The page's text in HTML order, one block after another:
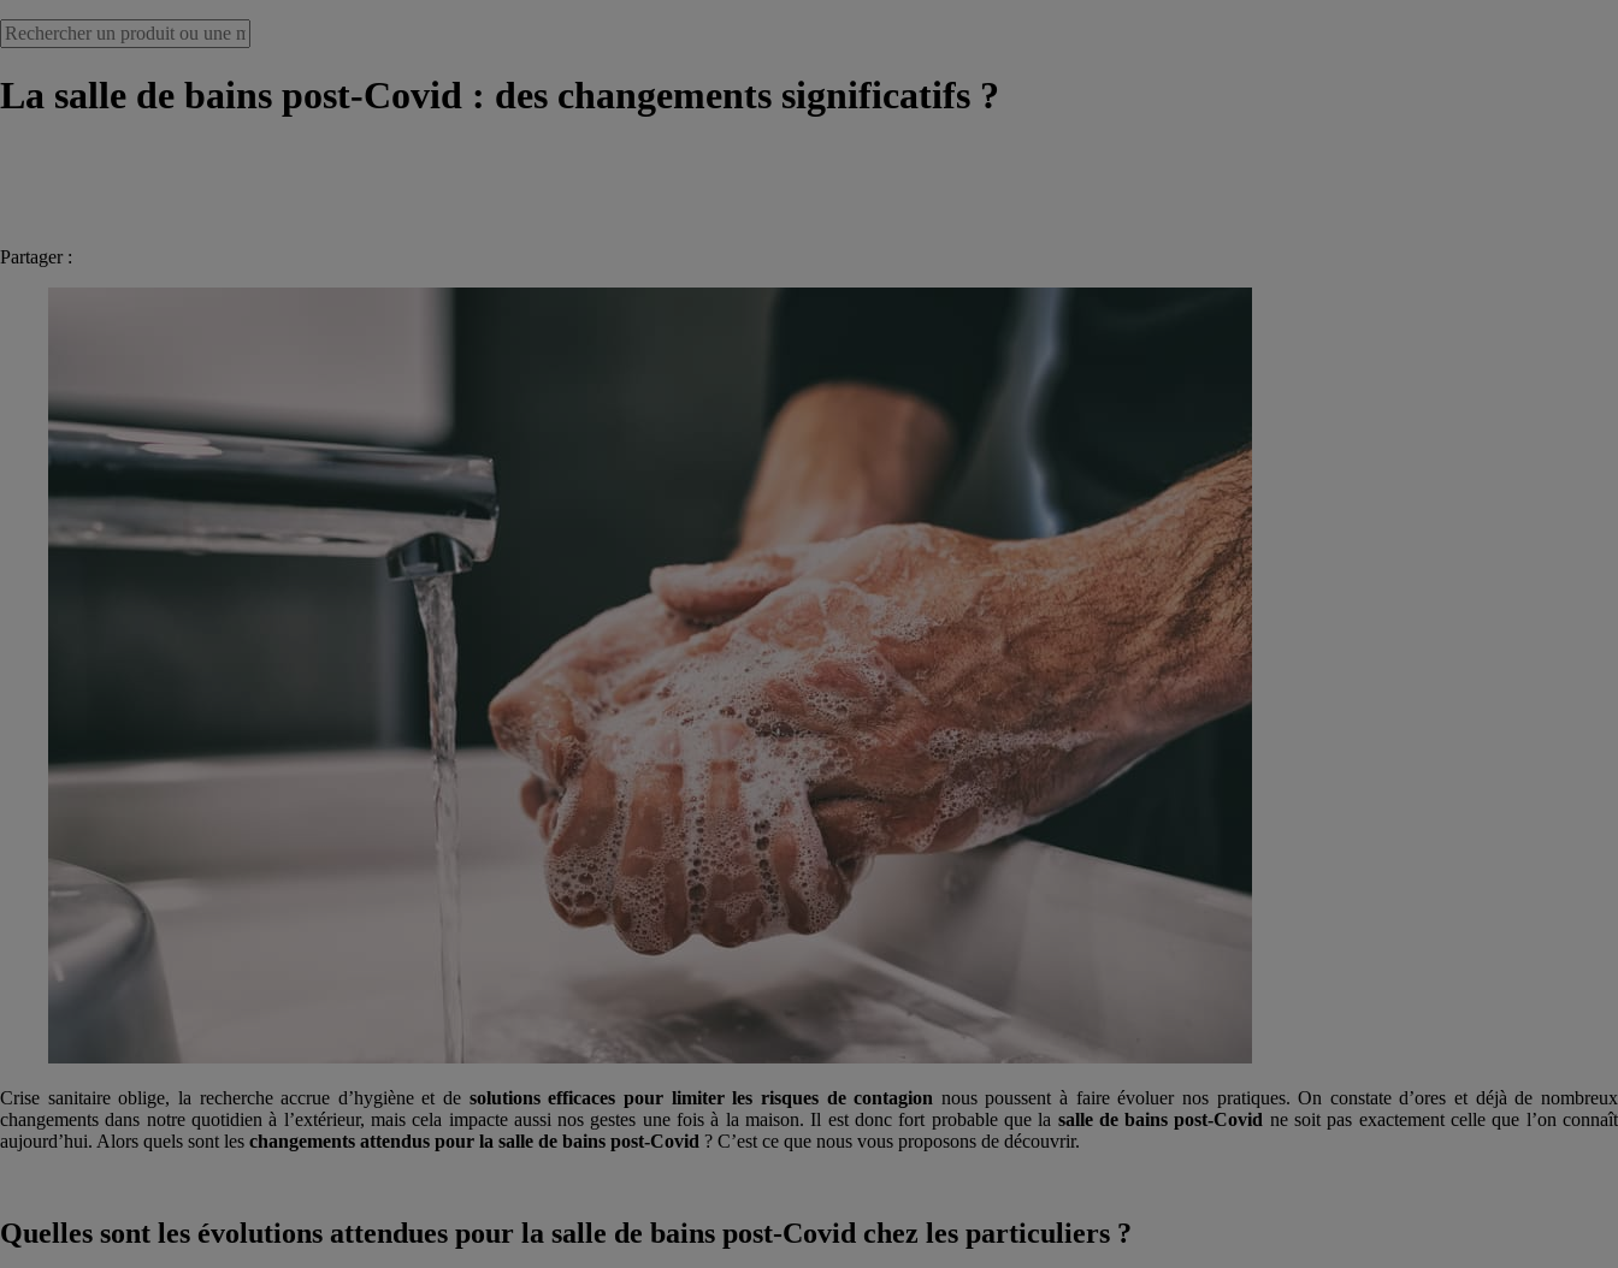
La salle de bains post-Covid : des changements significatifs ?
Partager :
Crise sanitaire oblige, la recherche accrue d’hygiène et de solutions efficaces pour limiter les risques de contagion nous poussent à faire évoluer nos pratiques. On constate d’ores et déjà de nombreux
changements dans notre quotidien à l’extérieur, mais cela impacte aussi nos gestes une fois à la maison. Il est donc fort probable que la salle de bains post-Covid ne soit pas exactement celle que l’on connaît
aujourd’hui. Alors quels sont les changements attendus pour la salle de bains post-Covid ? C’est ce que nous vous proposons de découvrir.
Quelles sont les évolutions attendues pour la salle de bains post-Covid chez les particuliers ?